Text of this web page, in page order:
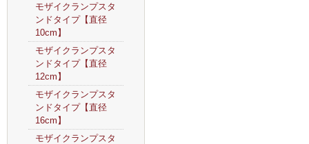
モザイクランプスタ
ンドタイプ【直径
10cm】
モザイクランプスタ
ンドタイプ【直径
12cm】
モザイクランプスタ
ンドタイプ【直径
16cm】
モザイクランプスタ